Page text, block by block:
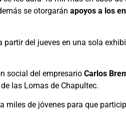
se otorgarán apoyos a los
partir del jueves en una sola
social del empresario Carlos
las Lomas de Chapultec.
miles de jóvenes para que